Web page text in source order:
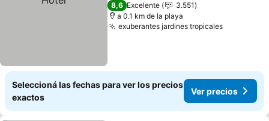
8,6 Excelente
3.551
a 0.1 km de la playa
exuberantes jardines tropicales
Seleccioná las fechas para ver los precios
exactos
Ver precios